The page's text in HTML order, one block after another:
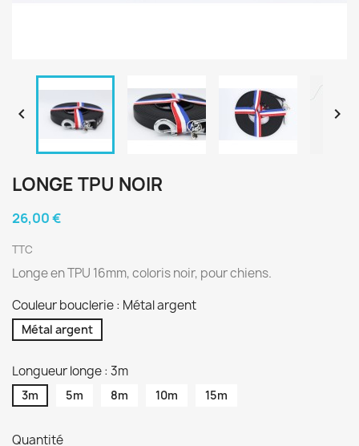
 
LONGE TPU NOIR
26,00 €
TTC
Longe en TPU 16mm, coloris noir, pour chiens.
Couleur bouclerie : Métal argent
Métal argent
Longueur longe : 3m
3m 5m 8m 10m 15m
Quantité